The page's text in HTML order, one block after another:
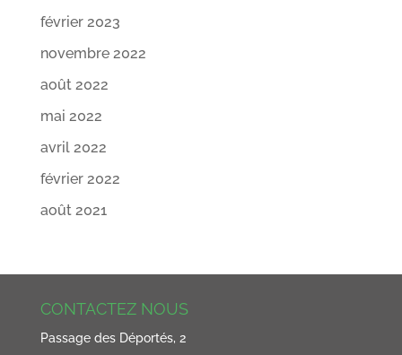
février 2023
novembre 2022
août 2022
mai 2022
avril 2022
février 2022
août 2021
CONTACTEZ NOUS
Passage des Déportés, 2